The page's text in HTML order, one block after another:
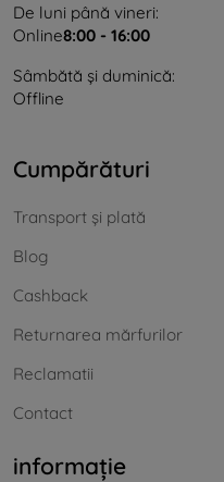
De luni până vineri:
Online8:00 - 16:00
Sâmbătă și duminică:
Offline
Cumpărături
Transport și plată
Blog
Cashback
Returnarea mărfurilor
Reclamatii
Contact
informație